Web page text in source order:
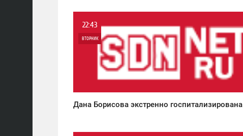
22:43
ВТОРНИК
Дана Борисова экстренно госпитализирована